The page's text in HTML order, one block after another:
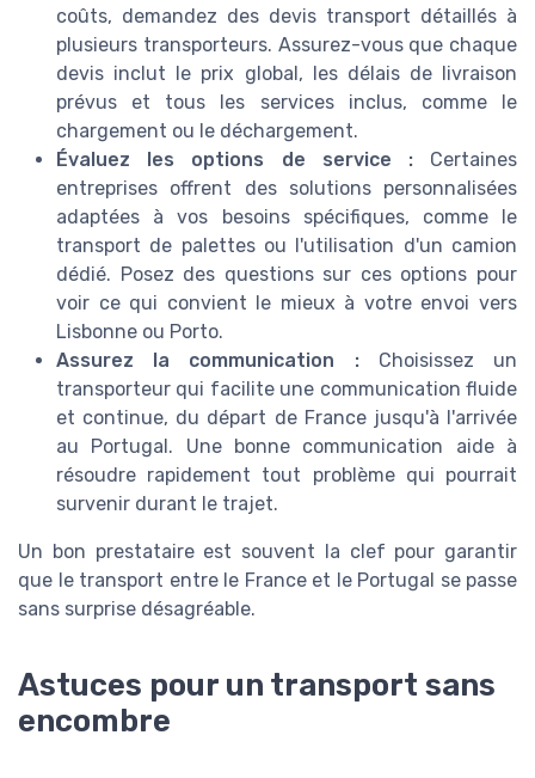
coûts, demandez des devis transport détaillés à
plusieurs transporteurs. Assurez-vous que chaque
devis inclut le prix global, les délais de livraison
prévus et tous les services inclus, comme le
chargement ou le déchargement.
Évaluez les options de service :Certaines
entreprises offrent des solutions personnalisées
adaptées à vos besoins spécifiques, comme le
transport de palettes ou l'utilisation d'un camion
dédié. Posez des questions sur ces options pour
voir ce qui convient le mieux à votre envoi vers
Lisbonne ou Porto.
Assurez la communication :Choisissez un
transporteur qui facilite une communication fluide
et continue, du départ de France jusqu'à l'arrivée
au Portugal. Une bonne communication aide à
résoudre rapidement tout problème qui pourrait
survenir durant le trajet.
Un bon prestataire est souvent la clef pour garantir
que le transport entre le France et le Portugal se passe
sans surprise désagréable.
Astuces pour un transport sans
encombre